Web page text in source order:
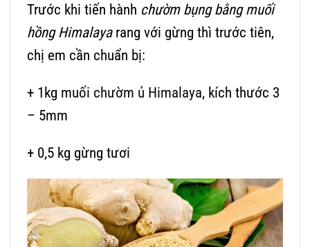
Trước khi tiến hành chườm bụng bằng muối
hồng Himalaya rang với gừng thì trước tiên,
chị em cần chuẩn bị:
+ 1kg muối chườm ủ Himalaya, kích thước 3
– 5mm
+ 0,5 kg gừng tươi